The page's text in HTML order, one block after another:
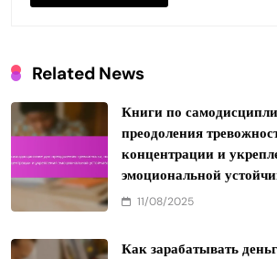
Related News
Книги по
преодоления
концентрации и
эмоциональной
11/08/2025
Как зарабатывать